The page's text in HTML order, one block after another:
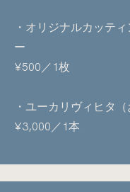
・オリジナルカッテ
¥500／1枚
・ユーカリヴィヒタ
¥3,000／1本